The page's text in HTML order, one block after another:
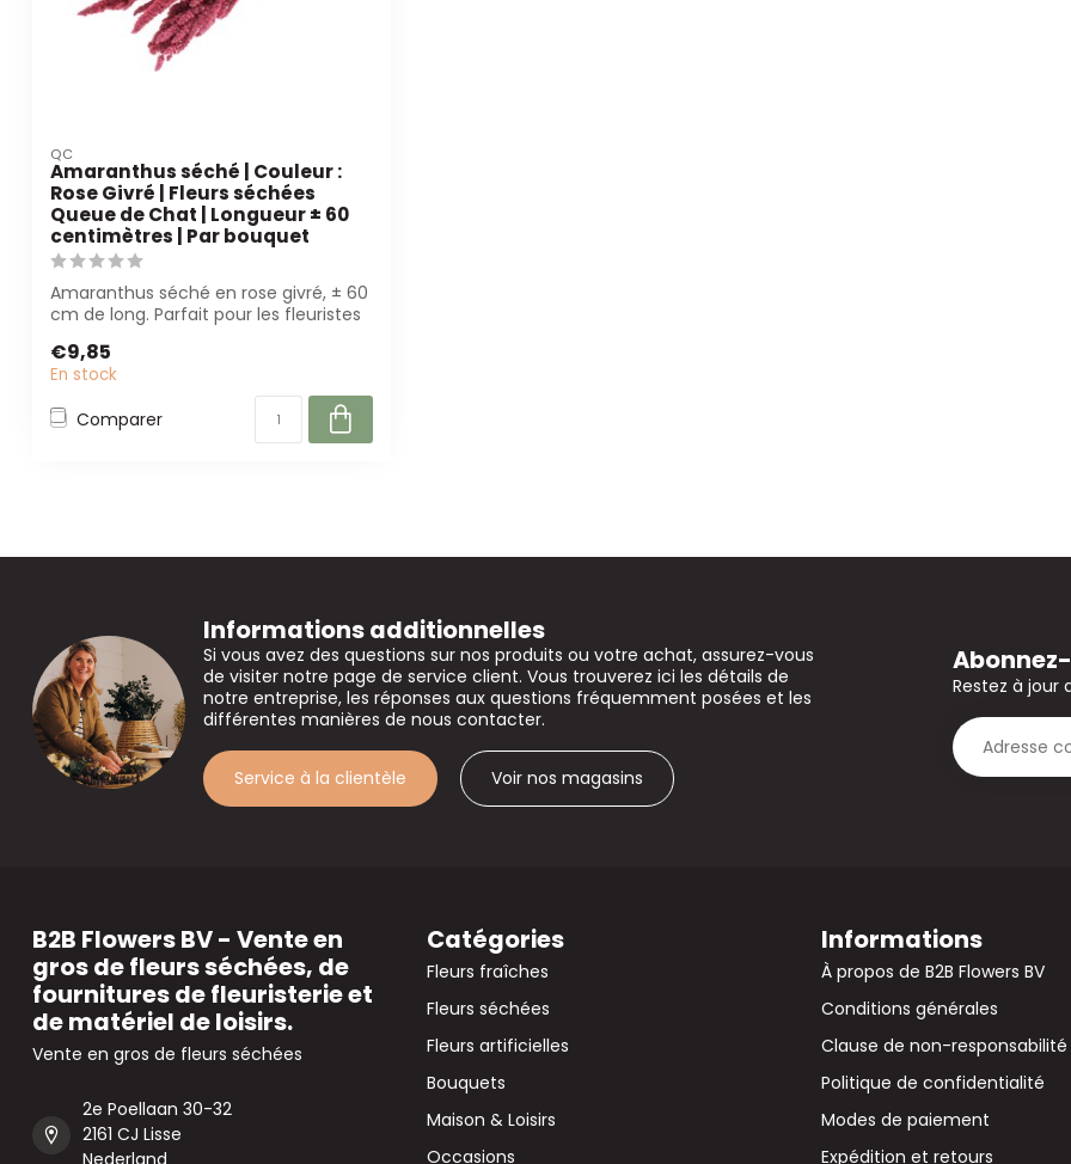
QC
Amaranthus séché | Couleur :
Rose Givré | Fleurs séchées
Queue de Chat | Longueur ± 60
centimètres | Par bouquet
Amaranthus séché en rose givré, ± 60
cm de long. Parfait pour les fleuristes
€9,85
En stock
Comparer
Informations additionnelles
Si vous avez des questions sur nos produits ou votre achat, assurez-vous
de visiter notre page de service client. Vous trouverez ici les détails de
notre entreprise, les réponses aux questions fréquemment posées et les
différentes manières de nous contacter.
Service à la clientèle Voir nos magasins
Restez à jour
B2B Flowers BV - Vente en
gros de fleurs séchées, de
fournitures de fleuristerie et
de matériel de loisirs.
Vente en gros de fleurs séchées
2e Poellaan 30-32
2161 CJ Lisse
Catégories
Fleurs fraîches
Fleurs séchées
Fleurs artificielles
Bouquets
Maison & Loisirs
Occasions
Informations
À propos de B2B Flowers BV
Conditions générales
Clause de non-responsabilité
Politique de confidentialité
Modes de paiement
Expédition et retours